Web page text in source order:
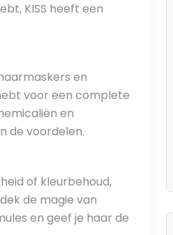
KISS heeft een
en
voor een complete
en
de voordelen.
of kleurbehoud,
de magie van
en geef je haar de